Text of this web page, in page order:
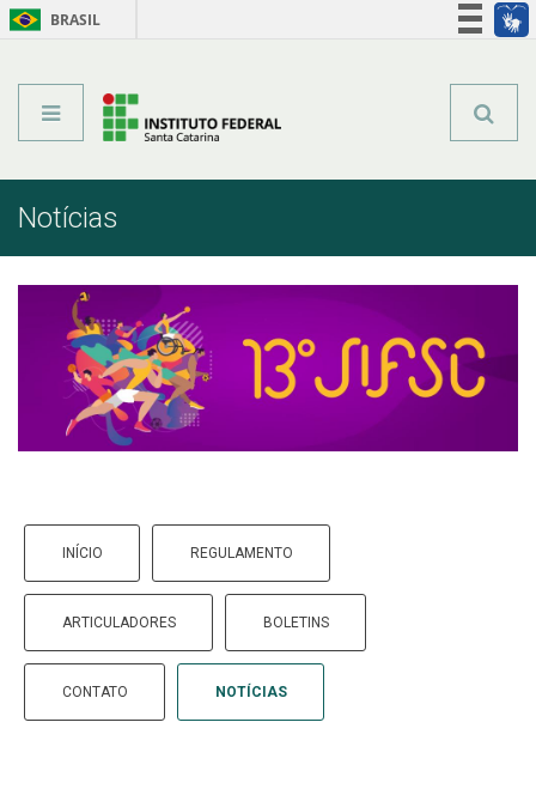
BRASIL
Notícias
INÍCIO REGULAMENTO
ARTICULADORES BOLETINS
CONTATO NOTÍCIAS